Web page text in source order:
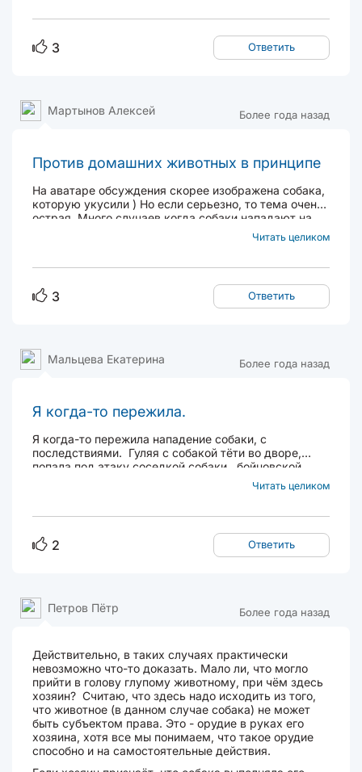
собаку, особенно когда они в нетрезвом
виде. Фактически они ...
3 Ответить
Более года назад
Мартынов Алексей
Против домашних животных в принципе
На аватаре обсуждения скорее изображена собака,
которую укусили ) Но если серьезно, то тема очень
острая. Много случаев когда собаки нападают на
детей, причем с глубокими последствиями. По
этому поводу задумывался, что если собака
Читать целиком
3 Ответить
Более года назад
Мальцева Екатерина
Я когда-то пережила.
Я когда-то пережила нападение собаки, с
последствиями. Гуляя с собакой тёти во дворе,
попала под атаку соседкой собаки, бойцовской
породы. Без поводка, но в ошейнике. Сложно
сказать, что ей не понравилось, но она, когда я
Читать целиком
2 Ответить
Более года назад
Петров Пётр
Действительно, в таких случаях практически
невозможно что-то доказать. Мало ли, что могло
прийти в голову глупому животному, при чём здесь
хозяин? Считаю, что здесь надо исходить из того,
что животное (в данном случае собака) не может
быть субъектом права. Это - орудие в руках его
хозяина, хотя все мы понимаем, что такое орудие
способно и на самостоятельные действия.